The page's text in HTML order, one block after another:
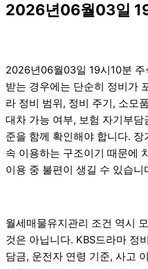
2026년06월03일
2026년06월03일 19시10분
받는 경우에는 단순히 정비가
라 정비 범위, 정비 주기, 소모
대차 가능 여부, 보험 자기부
준을 함께 확인해야 합니다.
속 이용하는 구조이기 때문에
이용 중 불편이 생길 수 있습
월세매물유지관리 조건 역시
것은 아닙니다. KBS드라마 정
담금, 운전자 연령 기준, 사고